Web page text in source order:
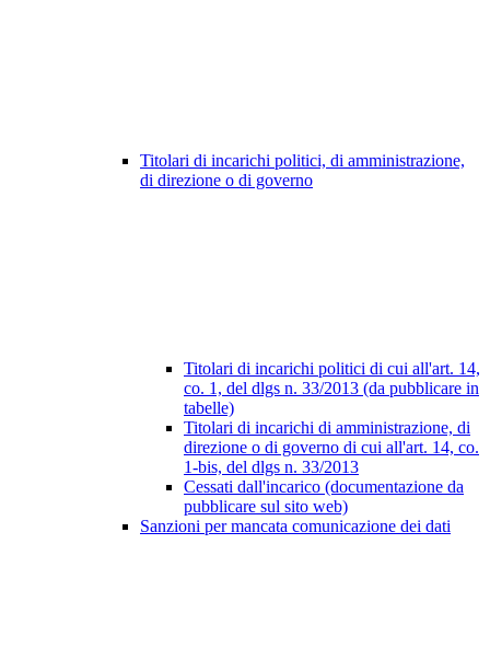
Titolari di incarichi politici, di amministrazione,
di direzione o di governo
Titolari di incarichi politici di cui all'art. 14,
co. 1, del dlgs n. 33/2013 (da pubblicare in
tabelle)
Titolari di incarichi di amministrazione, di
direzione o di governo di cui all'art. 14, co.
1-bis, del dlgs n. 33/2013
Cessati dall'incarico (documentazione da
pubblicare sul sito web)
Sanzioni per mancata comunicazione dei dati